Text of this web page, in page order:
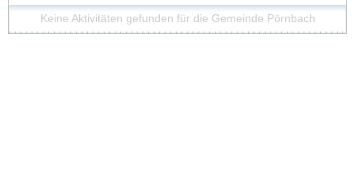
Keine Aktivitäten gefunden für die Gemeinde Pörnbach